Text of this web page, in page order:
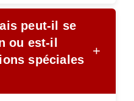
peut-il se
ou est-il
spéciales
+